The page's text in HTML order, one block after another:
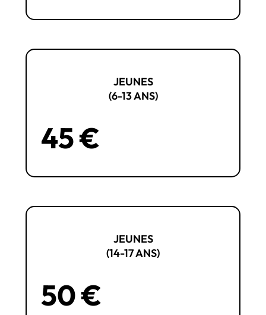
JEUNES
(6-13 ANS)
45 €
JEUNES
(14-17 ANS)
50 €